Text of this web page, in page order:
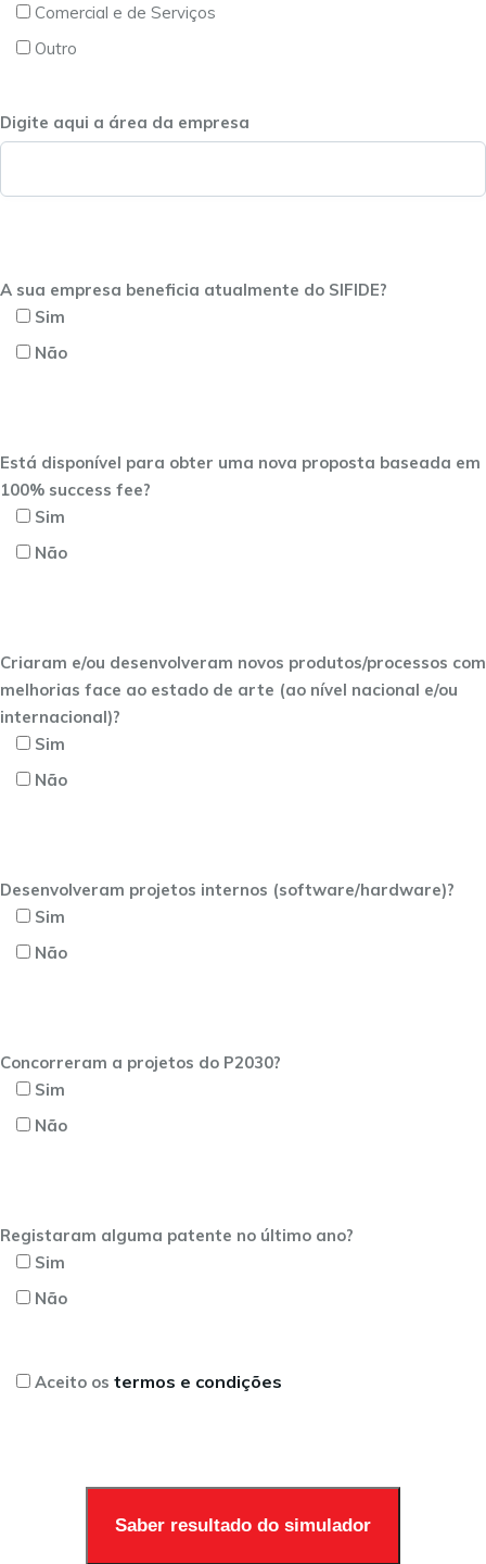
Comercial e de Serviços
Outro
Digite aqui a área da empresa
A sua empresa beneficia atualmente do SIFIDE?
Sim
Não
Está disponível para obter uma nova proposta baseada em
100% success fee?
Sim
Não
Criaram e/ou desenvolveram novos produtos/processos com
melhorias face ao estado de arte (ao nível nacional e/ou
internacional)?
Sim
Não
Desenvolveram projetos internos (software/hardware)?
Sim
Não
Concorreram a projetos do P2030?
Sim
Não
Registaram alguma patente no último ano?
Sim
Não
Aceito os termos e condições